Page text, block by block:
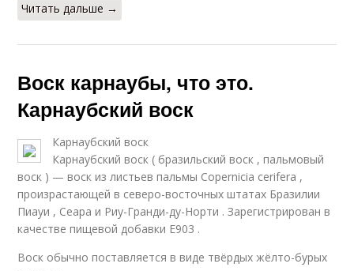
Читать дальше →
Воск карнаубы, что это.
Карнаубский воск
Карнаубский воск
Карнаубский воск ( бразильский воск , пальмовый
воск ) — воск из листьев пальмы Copernicia cerifera ,
произрастающей в северо-восточных штатах Бразилии
Пиауи , Сеара и Риу-Гранди-ду-Норти . Зарегистрирован в
качестве пищевой добавки Е903 .
Воск обычно поставляется в виде твёрдых жёлто-бурых